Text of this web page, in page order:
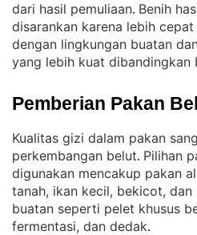
dari hasil pemuliaan. Benih
disarankan karena lebih
dengan lingkungan buatan
yang lebih kuat dibandingkan
Pemberian Pakan
Kualitas gizi dalam pakan
perkembangan belut. Pilihan
digunakan mencakup pakan
tanah, ikan kecil, bekicot,
buatan seperti pelet khusus
fermentasi, dan dedak.